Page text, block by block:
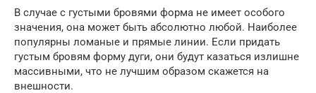
В случае с густыми бровями форма не имеет особого
значения, она может быть абсолютно любой. Наиболее
популярны ломаные и прямые линии. Если придать
густым бровям форму дуги, они будут казаться излишне
массивными, что не лучшим образом скажется на
внешности.